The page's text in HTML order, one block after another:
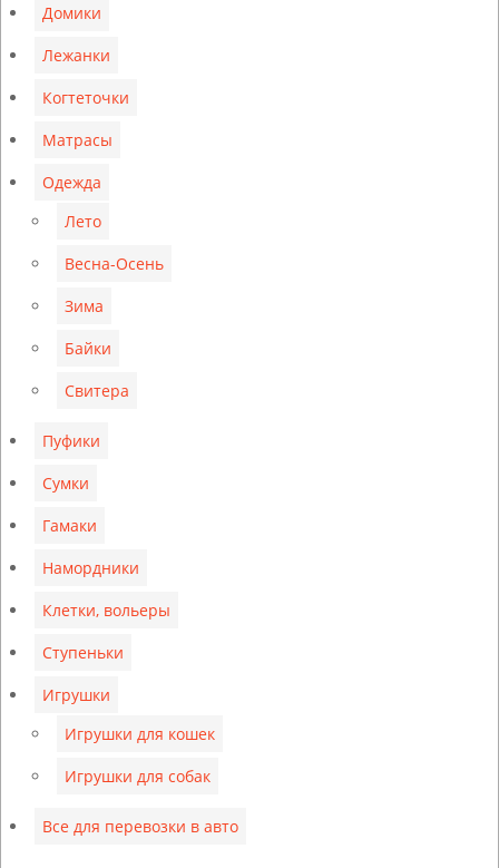
Домики
Лежанки
Когтеточки
Матрасы
Одежда
Лето
Весна-Осень
Зима
Байки
Свитера
Пуфики
Сумки
Гамаки
Намордники
Клетки, вольеры
Ступеньки
Игрушки
Игрушки для кошек
Игрушки для собак
Все для перевозки в авто